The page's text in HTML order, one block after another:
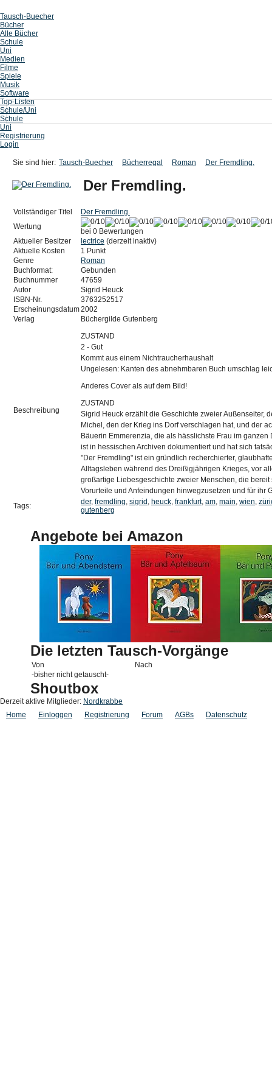
Tausch-Buecher
Bücher
Alle Bücher
Schule
Uni
Medien
Filme
Spiele
Musik
Software
Top-Listen
Schule/Uni
Schule
Uni
Registrierung
Login
Sie sind hier: Tausch-Buecher Bücherregal Roman Der Fremdling.
Der Fremdling.
Vollständiger Titel
Der Fremdling.
Wertung
bei 0 Bewertungen
Aktueller Besitzer
lectrice (derzeit inaktiv)
Aktuelle Kosten
1 Punkt
Genre
Roman
Buchformat:
Gebunden
Buchnummer
47659
Autor
Sigrid Heuck
ISBN-Nr.
3763252517
Erscheinungsdatum2002
Verlag
Büchergilde Gutenberg
Beschreibung
ZUSTAND
2 - Gut
Kommt aus einem Nichtraucherhaushalt
Ungelesen: Kanten des abnehmbaren Buch umschlag
Anderes Cover als auf dem Bild!
ZUSTAND
Sigrid Heuck erzählt die Geschichte zweier Außenseiter,
Michel, den der Krieg ins Dorf verschlagen hat, und der
Bäuerin Emmerenzia, die als hässlichste Frau im ganzen
ist in hessischen Archiven dokumentiert und hat sich
"Der Fremdling" ist ein gründlich recherchierter,
Alltagsleben während des Dreißigjährigen Krieges, vor
großartige Liebesgeschichte zweier Menschen, die bereit
Vorurteile und Anfeindungen hinwegzusetzen und für ihr
Tags:
der, fremdling, sigrid , heuck, frankfurt, am, main, wien,
gutenberg
Angebote bei Amazon
Die letzten Tausch-Vorgänge
Von
Nach
-bisher nicht getauscht-
Shoutbox
Derzeit aktive Mitglieder: Nordkrabbe
Home
Einloggen Registrierung Forum AGBs Datenschutz